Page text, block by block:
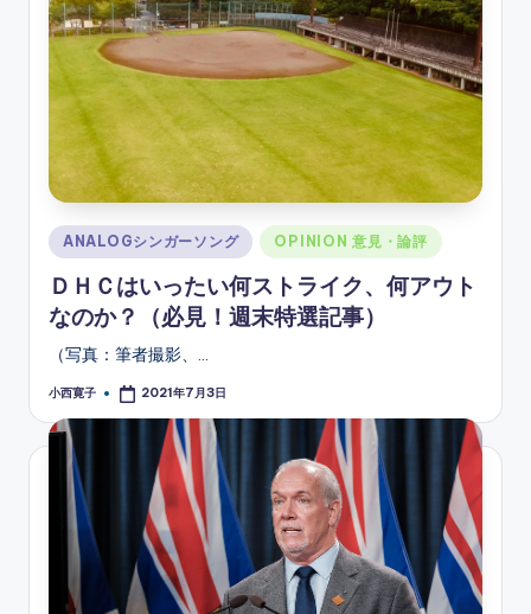
Posted
in
ANALOGシンガーソング OPINION 意見・論評
ＤＨＣはいったい何ストライク、何アウト
なのか？（必見！週末特選記事）
（写真：筆者撮影、…
Posted
小西寛子 2021年7月3日